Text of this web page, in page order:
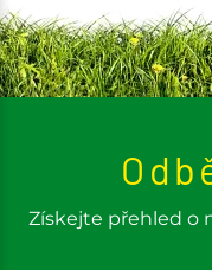
Získejte přehled o